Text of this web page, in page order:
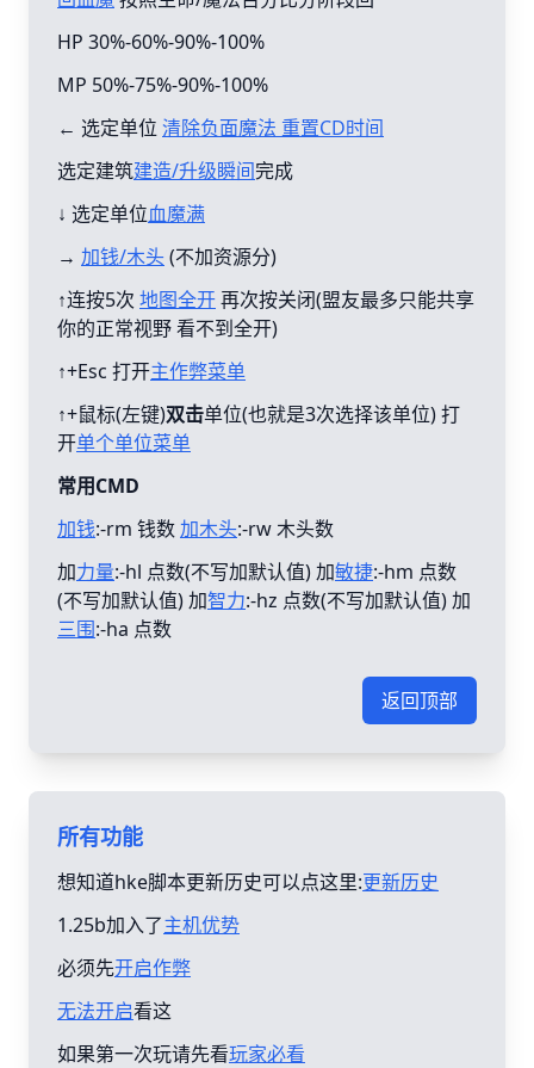
HP 30%-60%-90%-100%
MP 50%-75%-90%-100%
← 选定单位 清除负面魔法 重置CD时间
选定建筑建造/升级瞬间完成
↓ 选定单位血魔满
→ 加钱/木头(不加资源分)
↑连按5次 地图全开再次按关闭(盟友最多只能共享
你的正常视野 看不到全开)
↑+Esc 打开主作弊菜单
↑+鼠标(左键)双击单位(也就是3次选择该单位) 打
开单个单位菜单
常用CMD
加钱:-rm 钱数加木头:-rw 木头数
加力量:-hl 点数(不写加默认值) 加敏捷:-hm 点数
(不写加默认值) 加智力:-hz 点数(不写加默认值) 加
三围:-ha 点数
返回顶部
所有功能
想知道hke脚本更新历史可以点这里:更新历史
1.25b加入了主机优势
必须先开启作弊
无法开启看这
如果第一次玩请先看玩家必看